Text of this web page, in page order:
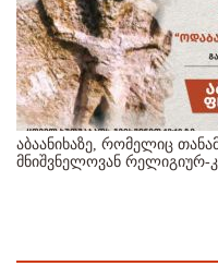
აბაანიხაზე, რომელიც
მნიშვნელოვან